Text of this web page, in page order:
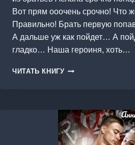
Вот прям ооочень срочно! Что
Правильно! Брать первую
А дальше уж как пойдет… А
гладко… Наша героиня, хоть…
ЧИТАТЬ КНИГУ ФИКТИВНАЯ